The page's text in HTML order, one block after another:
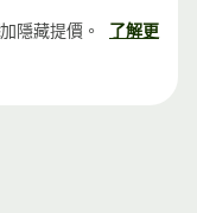
隱藏提價。
了解更